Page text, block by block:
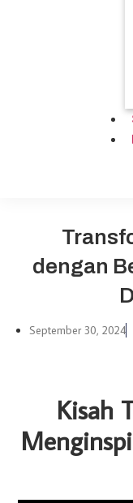
dengan
September 30, 2024
Kisah